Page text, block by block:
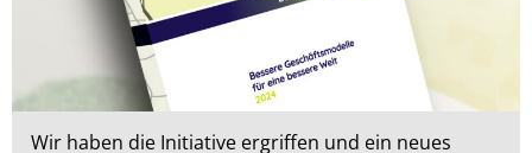
Wir haben die Initiative ergriffen und ein neues